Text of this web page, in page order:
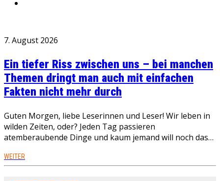
7. August 2026
Ein tiefer Riss zwischen uns – bei manchen
Themen dringt man auch mit einfachen
Fakten nicht mehr durch
Guten Morgen, liebe Leserinnen und Leser! Wir leben in
wilden Zeiten, oder? Jeden Tag passieren
atemberaubende Dinge und kaum jemand will noch das…
WEITER